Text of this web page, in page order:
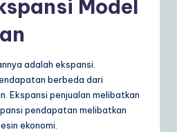
Model
adalah ekspansi.
berbeda dari
Ekspansi penjualan melibatkan
pendapatan melibatkan
ekonomi.